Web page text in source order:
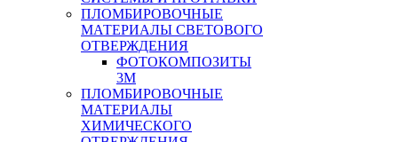
ПЛОМБИРОВОЧНЫЕ
МАТЕРИАЛЫ СВЕТОВОГО
ОТВЕРЖДЕНИЯ
ФОТОКОМПОЗИТЫ
3М
ПЛОМБИРОВОЧНЫЕ
МАТЕРИАЛЫ
ХИМИЧЕСКОГО